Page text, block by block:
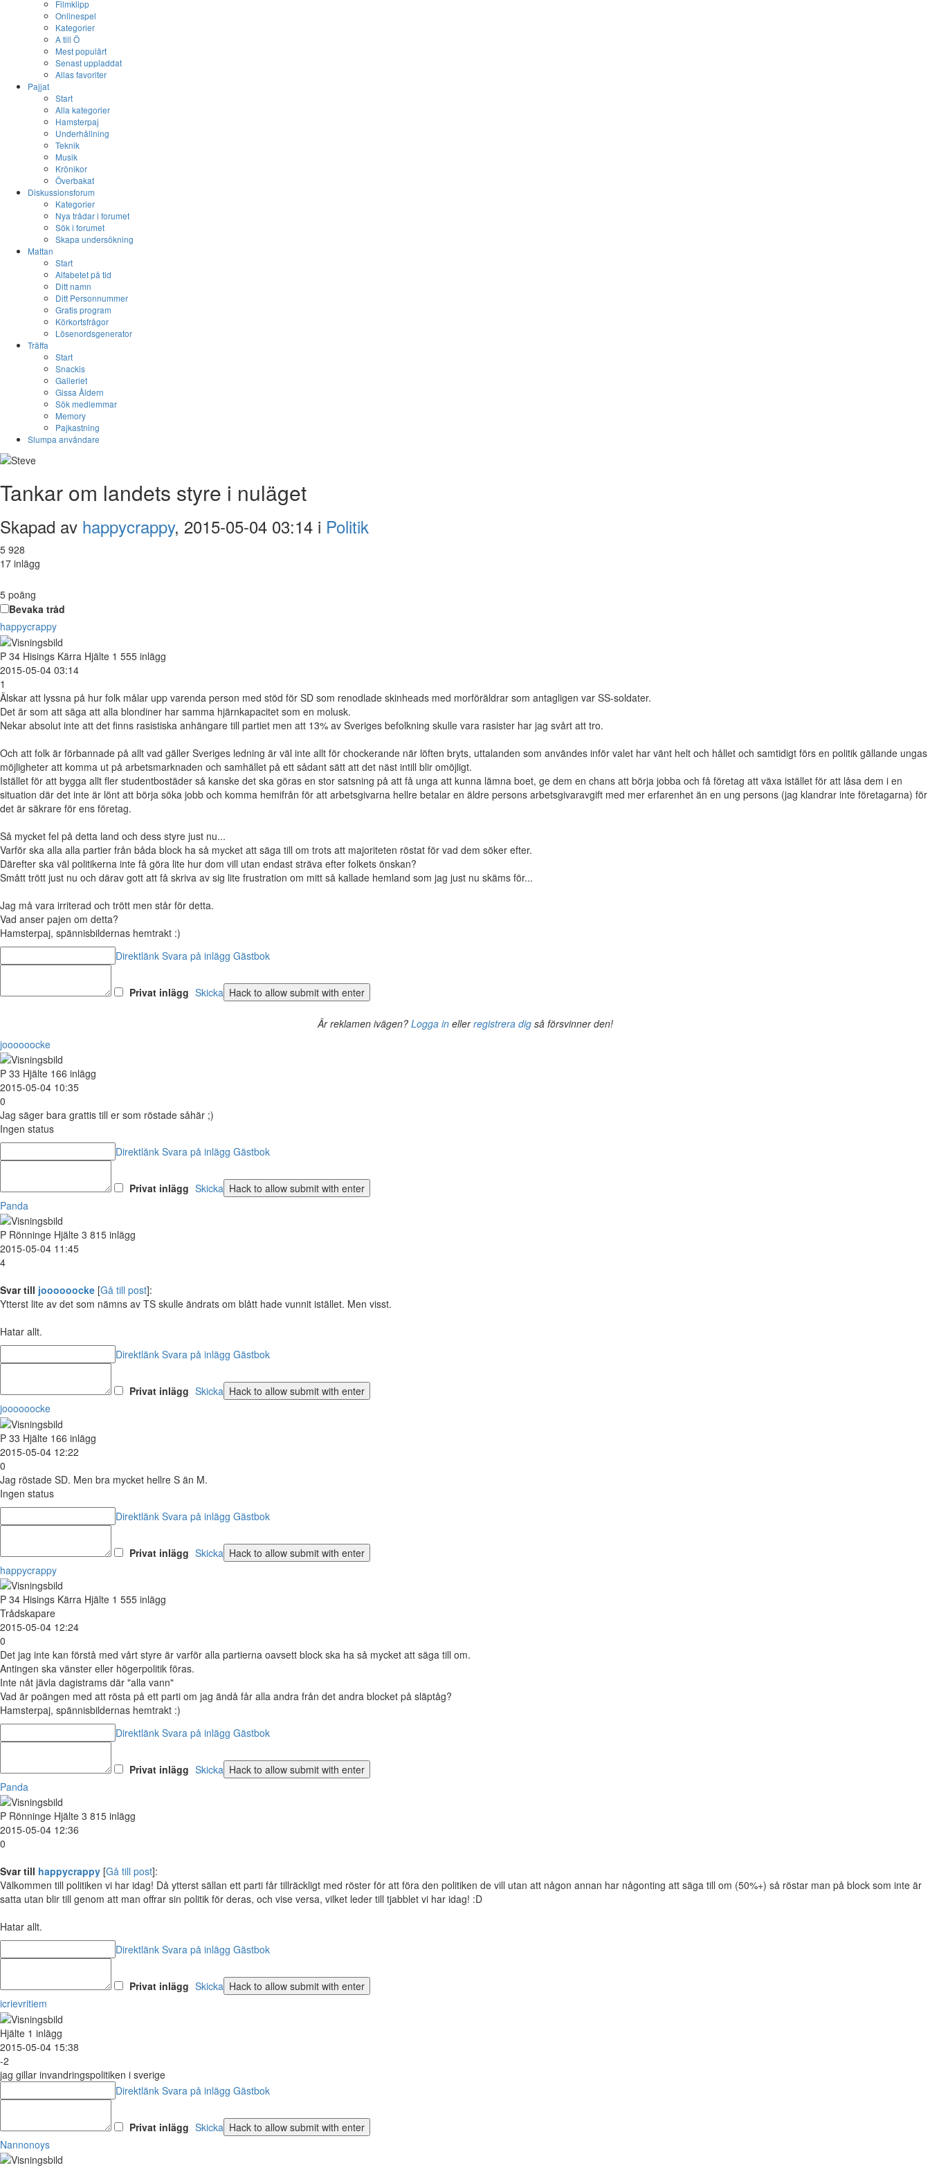
Filmklipp
Onlinespel
Kategorier
A till Ö
Mest populärt
Senast uppladdat
Allas favoriter
Pajjat
Start
Alla kategorier
Hamsterpaj
Underhållning
Teknik
Musik
Krönikor
Överbakat
Diskussionsforum
Kategorier
Nya trådar i forumet
Sök i forumet
Skapa undersökning
Mattan
Start
Alfabetet på tid
Ditt namn
Ditt Personnummer
Gratis program
Körkortsfrågor
Lösenordsgenerator
Träffa
Start
Snackis
Galleriet
Gissa Åldern
Sök medlemmar
Memory
Pajkastning
Slumpa användare
Tankar om landets styre i nuläget
Skapad av happycrappy, 2015-05-04 03:14 i Politik
5 928
17 inlägg
5 poäng
Bevaka tråd
happycrappy
P 34 Hisings Kärra Hjälte 1 555 inlägg
2015-05-04 03:14
1
Älskar att lyssna på hur folk målar upp varenda person med stöd för SD som renodlade skinheads med morföräldrar som antagligen var SS-soldater.
Det är som att säga att alla blondiner har samma hjärnkapacitet som en molusk.
Nekar absolut inte att det finns rasistiska anhängare till partiet men att 13% av Sveriges befolkning skulle vara rasister har jag svårt att tro.
Och att folk är förbannade på allt vad gäller Sveriges ledning är väl inte allt för chockerande när löften bryts, uttalanden som användes inför valet har vänt helt och hållet och samtidigt förs en politik gällande ungas
möjligheter att komma ut på arbetsmarknaden och samhället på ett sådant sätt att det näst intill blir omöjligt.
Istället för att bygga allt fler studentbostäder så kanske det ska göras en stor satsning på att få unga att kunna lämna boet, ge dem en chans att börja jobba och få företag att växa istället för att låsa dem i en
situation där det inte är lönt att börja söka jobb och komma hemifrån för att arbetsgivarna hellre betalar en äldre persons arbetsgivaravgift med mer erfarenhet än en ung persons (jag klandrar inte företagarna) för
det är säkrare för ens företag.
Så mycket fel på detta land och dess styre just nu...
Varför ska alla alla partier från båda block ha så mycket att säga till om trots att majoriteten röstat för vad dem söker efter.
Därefter ska väl politikerna inte få göra lite hur dom vill utan endast sträva efter folkets önskan?
Smått trött just nu och därav gott att få skriva av sig lite frustration om mitt så kallade hemland som jag just nu skäms för...
Jag må vara irriterad och trött men står för detta.
Vad anser pajen om detta?
Hamsterpaj, spännisbildernas hemtrakt :)
Direktlänk Svara på inlägg Gästbok
Privat inlägg Skicka
Är reklamen ivägen? Logga inellerregistrera digså försvinner den!
joooooocke
P 33 Hjälte 166 inlägg
2015-05-04 10:35
0
Jag säger bara grattis till er som röstade såhär ;)
Ingen status
Direktlänk Svara på inlägg Gästbok
Privat inlägg Skicka
Panda
P Rönninge Hjälte 3 815 inlägg
2015-05-04 11:45
4
Svar till joooooocke [Gå till post]:
Ytterst lite av det som nämns av TS skulle ändrats om blått hade vunnit istället. Men visst.
Hatar allt.
Direktlänk Svara på inlägg Gästbok
Privat inlägg Skicka
joooooocke
P 33 Hjälte 166 inlägg
2015-05-04 12:22
0
Jag röstade SD. Men bra mycket hellre S än M.
Ingen status
Direktlänk Svara på inlägg Gästbok
Privat inlägg Skicka
happycrappy
P 34 Hisings Kärra Hjälte 1 555 inlägg
Trådskapare
2015-05-04 12:24
0
Det jag inte kan förstå med vårt styre är varför alla partierna oavsett block ska ha så mycket att säga till om.
Antingen ska vänster eller högerpolitik föras.
Inte nåt jävla dagistrams där "alla vann"
Vad är poängen med att rösta på ett parti om jag ändå får alla andra från det andra blocket på släptåg?
Hamsterpaj, spännisbildernas hemtrakt :)
Direktlänk Svara på inlägg Gästbok
Privat inlägg Skicka
Panda
P Rönninge Hjälte 3 815 inlägg
2015-05-04 12:36
0
Svar till happycrappy [Gå till post]:
Välkommen till politiken vi har idag! Då ytterst sällan ett parti får tillräckligt med röster för att föra den politiken de vill utan att någon annan har någonting att säga till om (50%+) så röstar man på block som inte är
satta utan blir till genom att man offrar sin politik för deras, och vise versa, vilket leder till tjabblet vi har idag! :D
Hatar allt.
Direktlänk Svara på inlägg Gästbok
Privat inlägg Skicka
icrievritiem
Hjälte 1 inlägg
2015-05-04 15:38
-2
jag gillar invandringspolitiken i sverige
Direktlänk Svara på inlägg Gästbok
Privat inlägg Skicka
Nannonoys